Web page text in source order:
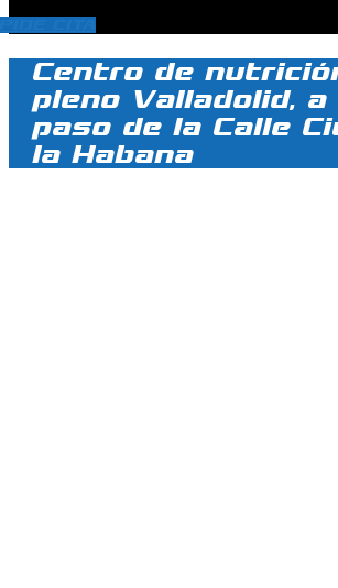
Centro de
pleno Valladolid, a
paso de la Calle
la Habana